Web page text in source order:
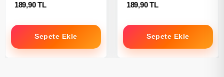
189,90 TL
Sepete Ekle
189,90 TL
Sepete Ekle